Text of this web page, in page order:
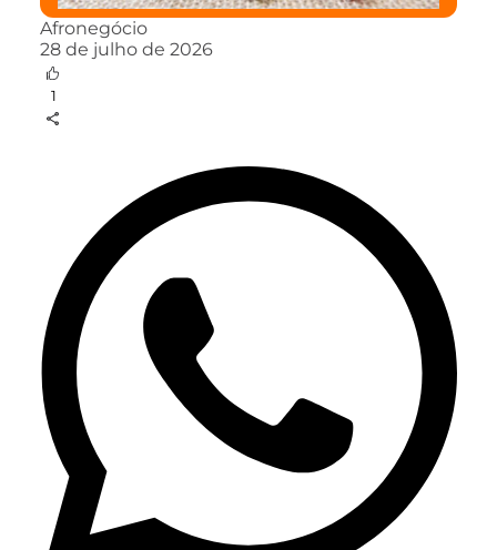
Afronegócio
28 de julho de 2026
1